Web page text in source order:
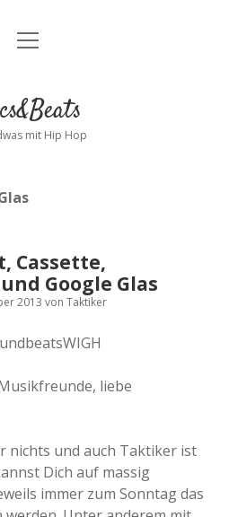
Kontakt
instagram
bandcamp
spotify
Menü
mit Hip Hop
Cassette,
Google Glas
2013 von Taktiker
liebe
nichts und auch Taktiker ist
Dich auf massig
immer zum Sonntag das